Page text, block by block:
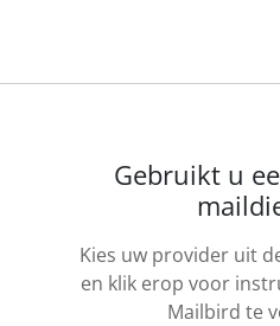
Gebruikt u
Kies uw provider uit
en klik erop voor
Mailbird te